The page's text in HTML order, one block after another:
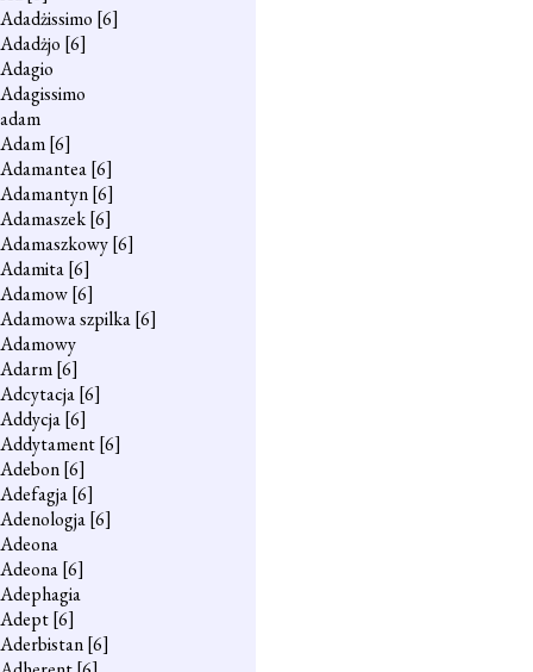
Adadżissimo [6]
Adadżjo [6]
Adagio
Adagissimo
adam
Adam[6]
Adamantea[6]
Adamantyn[6]
Adamaszek[6]
Adamaszkowy[6]
Adamita[6]
Adamow[6]
Adamowa szpilka[6]
Adamowy
Adarm[6]
Adcytacja[6]
Addycja[6]
Addytament[6]
Adebon[6]
Adefagja[6]
Adenologja[6]
Adeona
Adeona[6]
Adephagia
Adept[6]
Aderbistan[6]